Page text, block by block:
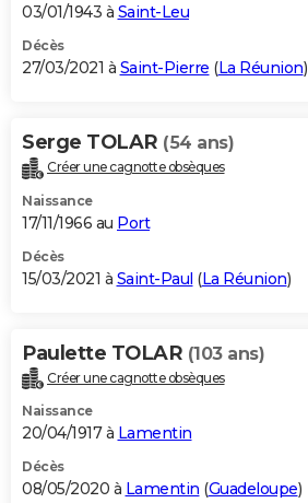
03/01/1943 à Saint-Leu
Décès
27/03/2021 à Saint-Pierre (La Réunion)
Serge TOLAR (54 ans)
Créer une cagnotte obsèques
Naissance
17/11/1966 au Port
Décès
15/03/2021 à Saint-Paul (La Réunion)
Paulette TOLAR (103 ans)
Créer une cagnotte obsèques
Naissance
20/04/1917 à Lamentin
Décès
08/05/2020 à Lamentin (Guadeloupe)